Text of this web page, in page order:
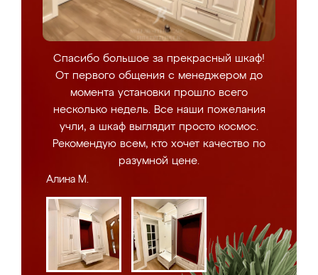
Спасибо большое за прекрасный шкаф!
От первого общения с менеджером до
момента установки прошло всего
несколько недель. Все наши пожелания
учли, а шкаф выглядит просто космос.
Рекомендую всем, кто хочет качество по
разумной цене.
Алина М.